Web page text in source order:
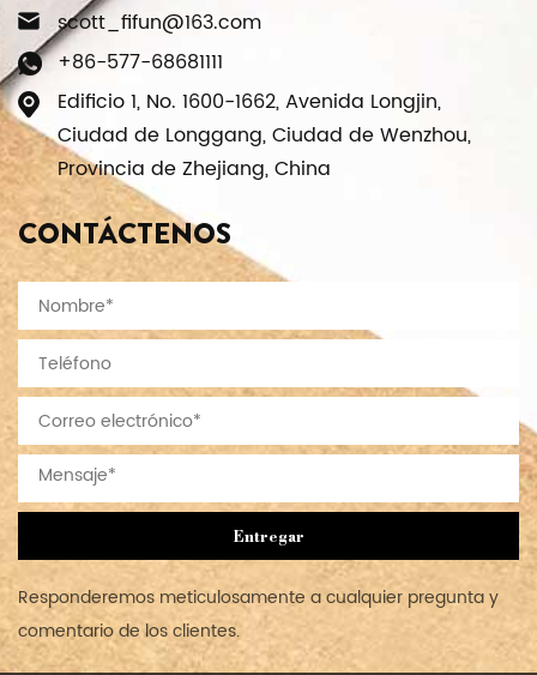
scott_fifun@163.com
+86-577-68681111
Edificio 1, No. 1600-1662, Avenida Longjin,
Ciudad de Longgang, Ciudad de Wenzhou,
Provincia de Zhejiang, China
CONTÁCTENOS
Entregar
Responderemos meticulosamente a cualquier pregunta y
comentario de los clientes.